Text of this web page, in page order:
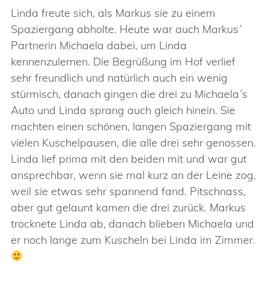
Linda freute sich, als Markus sie zu einem
Spaziergang abholte. Heute war auch Markus´
Partnerin Michaela dabei, um Linda
kennenzulernen. Die Begrüßung im Hof verlief
sehr freundlich und natürlich auch ein wenig
stürmisch, danach gingen die drei zu Michaela´s
Auto und Linda sprang auch gleich hinein. Sie
machten einen schönen, langen Spaziergang mit
vielen Kuschelpausen, die alle drei sehr genossen.
Linda lief prima mit den beiden mit und war gut
ansprechbar, wenn sie mal kurz an der Leine zog,
weil sie etwas sehr spannend fand. Pitschnass,
aber gut gelaunt kamen die drei zurück. Markus
trocknete Linda ab, danach blieben Michaela und
er noch lange zum Kuscheln bei Linda im Zimmer.